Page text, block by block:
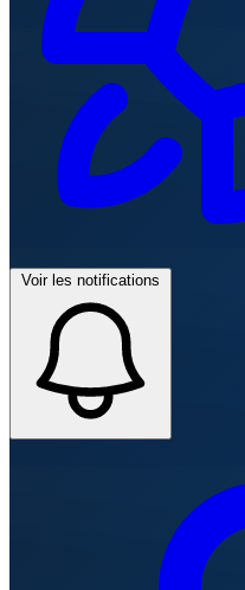
Voir les notifications